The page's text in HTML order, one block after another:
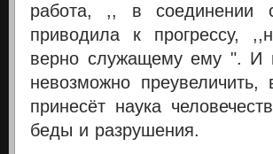
работа, ,, в соединении
приводила к прогрессу,
верно служащему ему ". И
невозможно
принесёт наука
беды и разрушения.